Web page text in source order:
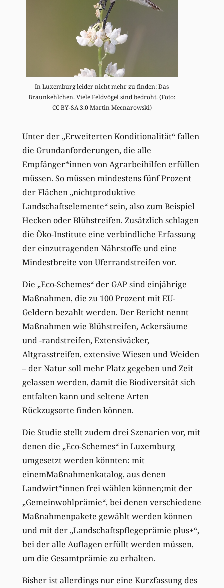
In Luxemburg leider nicht mehr zu finden: Das
Braunkehlchen. Viele Feldvögel sind bedroht. (Foto:
CC BY-SA 3.0 Martin Mecnarowski)
Unter der „Erweiterten Konditionalität“ fallen
die Grundanforderungen, die alle
Empfänger*innen von Agrarbeihilfen erfüllen
müssen. So müssen mindestens fünf Prozent
der Flächen „nichtproduktive
Landschaftselemente“ sein, also zum Beispiel
Hecken oder Blühstreifen. Zusätzlich schlagen
die Öko-Institute eine verbindliche Erfassung
der einzutragenden Nährstoffe und eine
Mindestbreite von Uferrandstreifen vor.
Die „Eco-Schemes“ der GAP sind einjährige
Maßnahmen, die zu 100 Prozent mit EU-
Geldern bezahlt werden. Der Bericht nennt
Maßnahmen wie Blühstreifen, Ackersäume
und -randstreifen, Extensiväcker,
Altgrasstreifen, extensive Wiesen und Weiden
– der Natur soll mehr Platz gegeben und Zeit
gelassen werden, damit die Biodiversität sich
entfalten kann und seltene Arten
Rückzugsorte finden können.
Die Studie stellt zudem drei Szenarien vor, mit
denen die „Eco-Schemes“ in Luxemburg
umgesetzt werden könnten: mit
einemMaßnahmenkatalog, aus denen
Landwirt*innen frei wählen können;mit der
„Gemeinwohlprämie“, bei denen verschiedene
Maßnahmenpakete gewählt werden können
und mit der „Landschaftspflegeprämie plus+“,
bei der alle Auflagen erfüllt werden müssen,
um die Gesamtprämie zu erhalten.
Bisher ist allerdings nur eine Kurzfassung des